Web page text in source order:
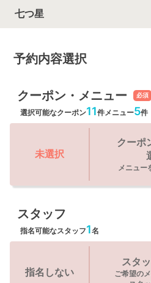
七つ星
予約内容選択
クーポン・メニュー 必須
選択可能なクーポン11件 メニュー5件
未選択
クーポ
メニュー
スタッフ
指名可能なスタッフ1名
指名しない
スタ
ご希望の